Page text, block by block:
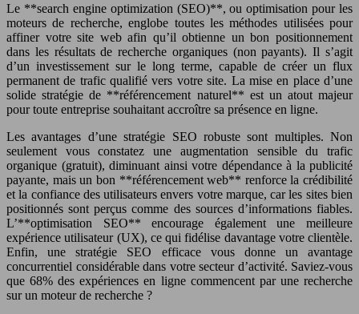
Le **search engine optimization (SEO)**, ou optimisation pour les
moteurs de recherche, englobe toutes les méthodes utilisées pour
affiner votre site web afin qu’il obtienne un bon positionnement
dans les résultats de recherche organiques (non payants). Il s’agit
d’un investissement sur le long terme, capable de créer un flux
permanent de trafic qualifié vers votre site. La mise en place d’une
solide stratégie de **référencement naturel** est un atout majeur
pour toute entreprise souhaitant accroître sa présence en ligne.
Les avantages d’une stratégie SEO robuste sont multiples. Non
seulement vous constatez une augmentation sensible du trafic
organique (gratuit), diminuant ainsi votre dépendance à la publicité
payante, mais un bon **référencement web** renforce la crédibilité
et la confiance des utilisateurs envers votre marque, car les sites bien
positionnés sont perçus comme des sources d’informations fiables.
L’**optimisation SEO** encourage également une meilleure
expérience utilisateur (UX), ce qui fidélise davantage votre clientèle.
Enfin, une stratégie SEO efficace vous donne un avantage
concurrentiel considérable dans votre secteur d’activité. Saviez-vous
que 68% des expériences en ligne commencent par une recherche
sur un moteur de recherche ?